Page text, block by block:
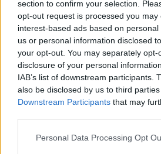
section to confirm your selection.
opt-out request is processed you may
interest-based ads based on
us or personal information disclosed
your opt-out. You may separately
disclosure of your personal
IAB’s list of downstream participants.
also be disclosed by us to third
Downstream Participants that may
Personal Data Processing Opt
Até à final, a equipa do clero de
no primeiro jogo frente à
segundo encontro, diante da
Viana do Castelo, Vicentinos e
bracarense venceu por 4-2.
O torneio reuniu um total de 80
distribuídos por seis equipas
dioceses e da Congregação da